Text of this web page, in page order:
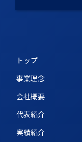
トップ
事業理念
会社概要
代表紹介
実績紹介